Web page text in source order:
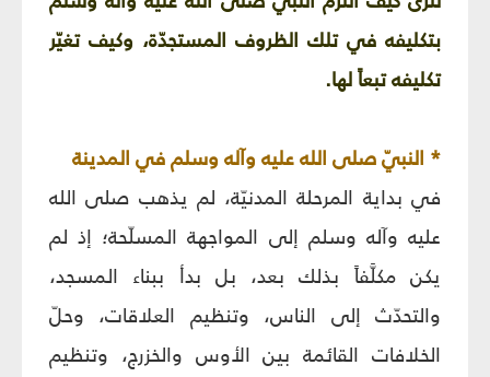
بتكليفه في تلك الظروف المستجدّة، وكيف تغيّر
تكليفه تبعاً لها.
* النبيّ صلى الله عليه وآله وسلم في المدينة
في بداية المرحلة المدنيّة، لم يذهب صلى الله
عليه وآله وسلم إلى المواجهة المسلّحة؛ إذ لم
يكن مكلَّفاً بذلك بعد، بل بدأ ببناء المسجد،
والتحدّث إلى الناس، وتنظيم العلاقات، وحلّ
الخلافات القائمة بين الأوس والخزرج، وتنظيم